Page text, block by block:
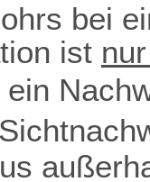
bei
ist
ein